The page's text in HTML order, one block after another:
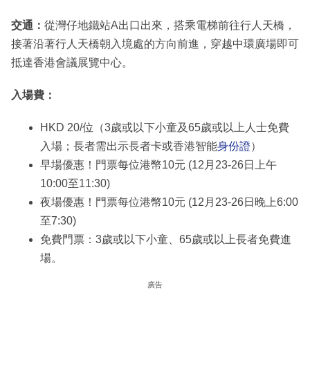
交通： 從灣仔地鐵站A出口出來，搭乘電梯前往行人天橋，
接著沿著行人天橋朝入境處的方向前進，穿越中環廣場即可
抵達香港會議展覽中心。
入場費：
HKD 20/位（3歲或以下小童及65歲或以上人士免費
入場；長者需出示長者卡或香港智能身份證）
早場優惠！門票每位港幣10元 (12月23-26日上午
10:00至11:30)
夜場優惠！門票每位港幣10元 (12月23-26日晚上6:00
至7:30)
免費門票：3歲或以下小童、65歲或以上長者免費進
場。
廣告